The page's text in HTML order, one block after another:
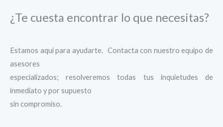
¿Te cuesta encontrar lo que necesitas?
Estamos aquí para ayudarte. Contacta con nuestro equipo de
asesores
especializados; resolveremos todas tus inquietudes de
inmediato y por supuesto
sin compromiso.